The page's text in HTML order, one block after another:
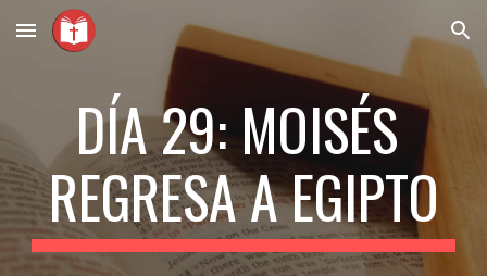
Skip to main content Skip to navigation
DÍA 29: MOISÉS
REGRESA A EGIPTO